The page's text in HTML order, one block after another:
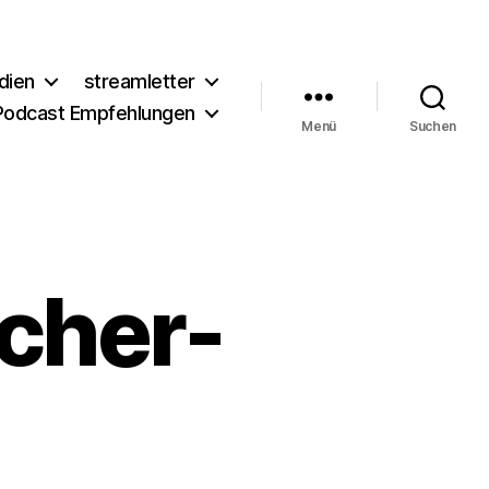
streamletter
Empfehlungen
Menü Suchen